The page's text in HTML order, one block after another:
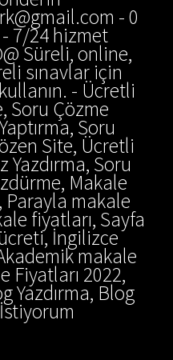
- 0
- 7/24 hizmet
Süreli, online,
sınavlar için
- Ücretli
Soru Çözme
Soru
Site, Ücretli
Yazdırma, Soru
Makale
Parayla makale
fiyatları, Sayfa
İngilizce
makale
Fiyatları 2022,
Yazdırma, Blog